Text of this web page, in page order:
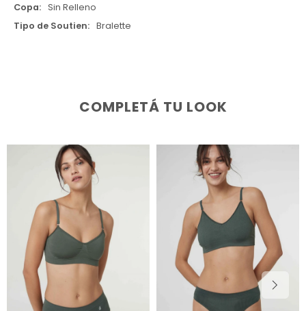
Copa
Sin Relleno
Tipo de Soutien
Bralette
COMPLETÁ TU LOOK